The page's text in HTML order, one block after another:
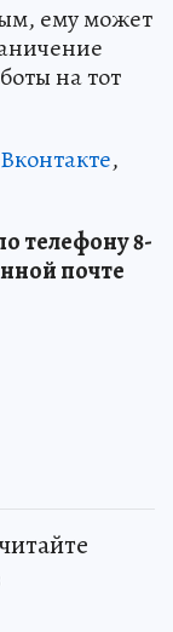
ему может
на тот
Вконтакте,
телефону 8-
почте